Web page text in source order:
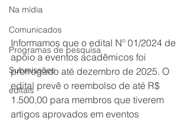
Na mídia
Comunicados
Programas de pesquisa
Submissões
editais
Informamos que o edital Nº 01/2024 de
apoio a eventos acadêmicos foi
prorrogado até dezembro de 2025. O
edital prevê o reembolso de até R$
1.500,00 para membros que tiverem
artigos aprovados em eventos